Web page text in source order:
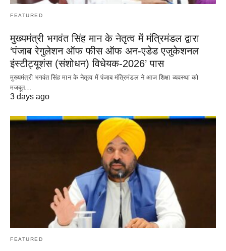
FEATURED
मुख्यमंत्री भगवंत सिंह मान के नेतृत्व में मंत्रिमंडल द्वारा
‘पंजाब रेगुलेशन ऑफ फीस ऑफ अन-एडेड एजुकेशनल
इंस्टीट्यूशंस (संशोधन) विधेयक-2026’ पास
मुख्यमंत्री भगवंत सिंह मान के नेतृत्व में पंजाब मंत्रिमंडल ने आज शिक्षा व्यवस्था को
मजबूत…
3 days ago
FEATURED